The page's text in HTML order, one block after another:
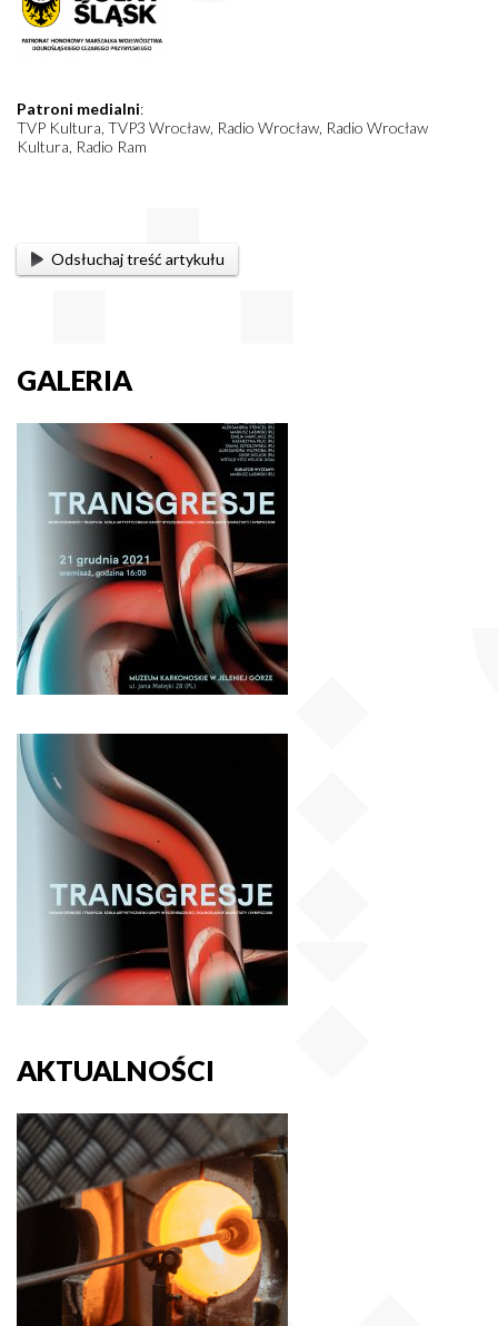
Patroni medialni:
TVP Kultura, TVP3 Wrocław, Radio Wrocław, Radio Wrocław
Kultura, Radio Ram
Odsłuchaj treść artykułu
GALERIA
AKTUALNOŚCI